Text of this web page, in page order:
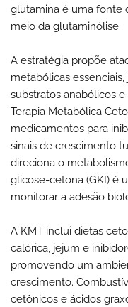
glutamina é uma fonte
meio da glutaminólise.
A estratégia propõe
metabólicas
substratos anabólicos
Terapia Metabólica
medicamentos para
sinais de crescimento
direciona o
glicose-cetona (GKI) é
monitorar a adesão
A KMT inclui dietas
calórica, jejum e
promovendo um
crescimento.
cetônicos e ácidos